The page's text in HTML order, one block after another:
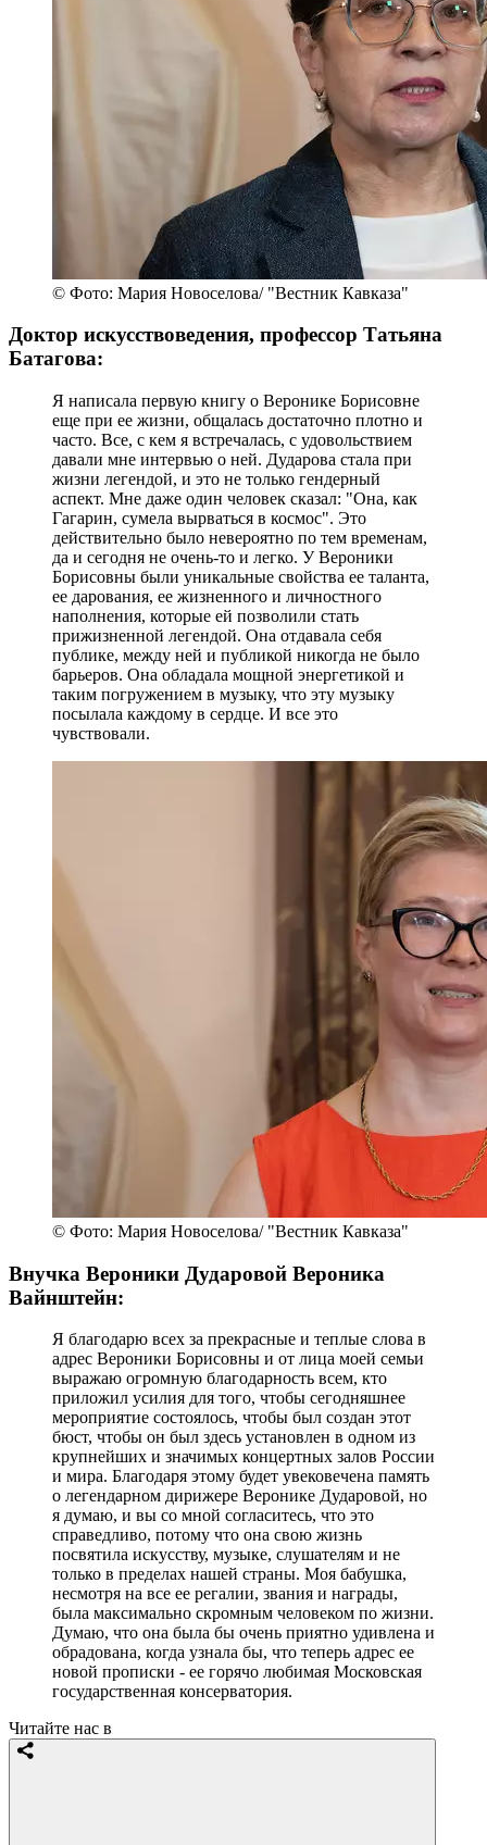
© Фото: Мария Новоселова/ "Вестник Кавказа"
Доктор искусствоведения, профессор Татьяна
Батагова:
Я написала первую книгу о Веронике Борисовне
еще при ее жизни, общалась достаточно плотно и
часто. Все, с кем я встречалась, с удовольствием
давали мне интервью о ней. Дударова стала при
жизни легендой, и это не только гендерный
аспект. Мне даже один человек сказал: "Она, как
Гагарин, сумела вырваться в космос". Это
действительно было невероятно по тем временам,
да и сегодня не очень-то и легко. У Вероники
Борисовны были уникальные свойства ее таланта,
ее дарования, ее жизненного и личностного
наполнения, которые ей позволили стать
прижизненной легендой. Она отдавала себя
публике, между ней и публикой никогда не было
барьеров. Она обладала мощной энергетикой и
таким погружением в музыку, что эту музыку
посылала каждому в сердце. И все это
чувствовали.
© Фото: Мария Новоселова/ "Вестник Кавказа"
Внучка Вероники Дударовой Вероника
Вайнштейн:
Я благодарю всех за прекрасные и теплые слова в
адрес Вероники Борисовны и от лица моей семьи
выражаю огромную благодарность всем, кто
приложил усилия для того, чтобы сегодняшнее
мероприятие состоялось, чтобы был создан этот
бюст, чтобы он был здесь установлен в одном из
крупнейших и значимых концертных залов России
и мира. Благодаря этому будет увековечена память
о легендарном дирижере Веронике Дударовой, но
я думаю, и вы со мной согласитесь, что это
справедливо, потому что она свою жизнь
посвятила искусству, музыке, слушателям и не
только в пределах нашей страны. Моя бабушка,
несмотря на все ее регалии, звания и награды,
была максимально скромным человеком по жизни.
Думаю, что она была бы очень приятно удивлена и
обрадована, когда узнала бы, что теперь адрес ее
новой прописки - ее горячо любимая Московская
государственная консерватория.
Читайте нас в